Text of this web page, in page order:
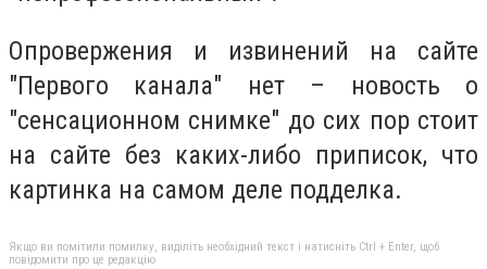
Опровержения и извинений на сайте
"Первого канала" нет – новость о
"сенсационном снимке" до сих пор стоит
на сайте без каких-либо приписок, что
картинка на самом деле подделка.
Якщо ви помітили помилку, виділіть необхідний текст і натисніть Ctrl + Enter, щоб
повідомити про це редакцію